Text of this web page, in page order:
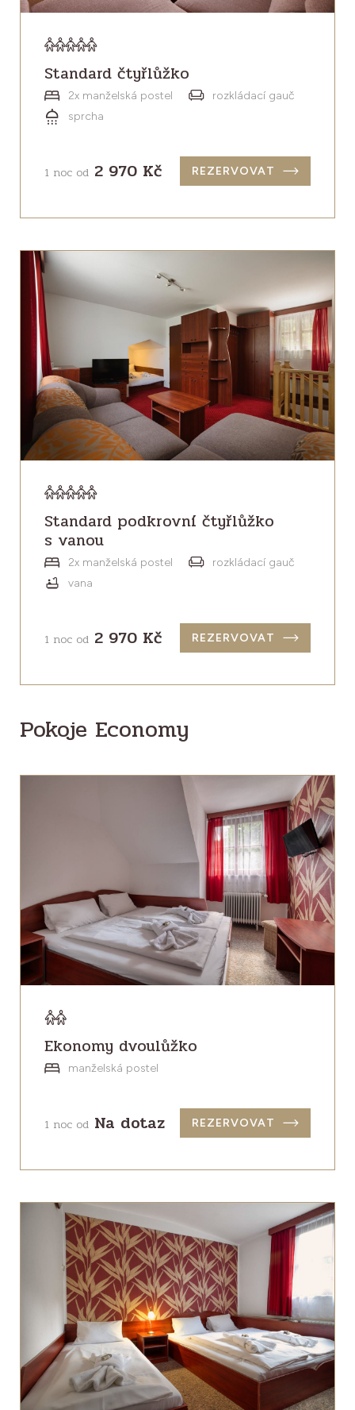
Standard čtyřlůžko
2x manželská postel
rozkládací gauč
sprcha
1 noc od 2 970 Kč REZERVOVAT
Standard podkrovní čtyřlůžko
s vanou
2x manželská postel
rozkládací gauč
vana
1 noc od 2 970 Kč REZERVOVAT
Pokoje Economy
Ekonomy dvoulůžko
manželská postel
1 noc od Na dotaz REZERVOVAT